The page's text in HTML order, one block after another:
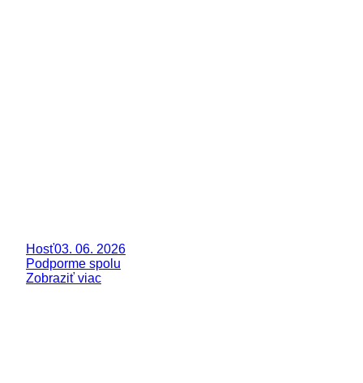
Hosť03. 06. 2026
Podporme spolu
Zobraziť viac